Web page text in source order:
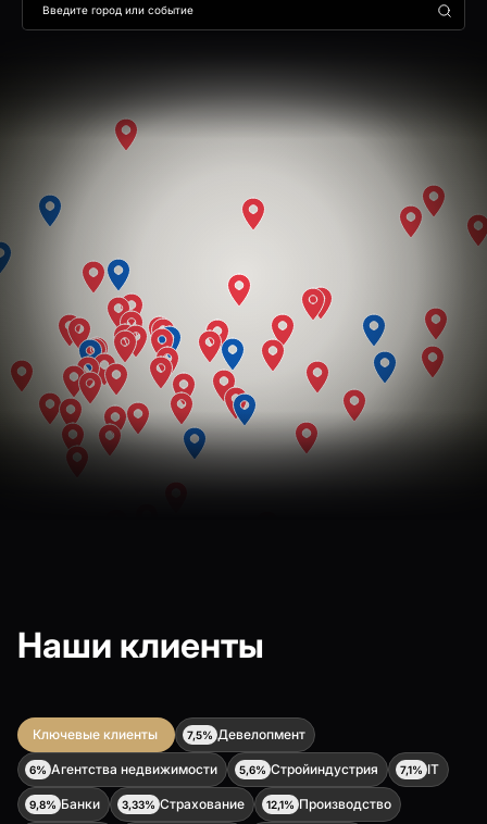
Наши клиенты
Ключевые клиенты 7,5% Девелопмент
6% Агентства недвижимости 5,6% Стройиндустрия 7,1% IT
9,8% Банки 3,33% Страхование 12,1% Производство